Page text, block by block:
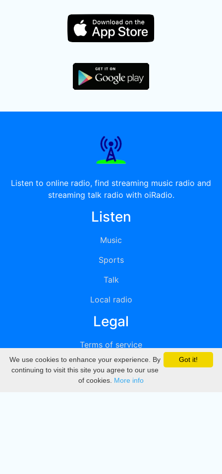
Listen to online radio, find streaming music radio and
streaming talk radio with oiRadio.
Listen
Music
Sports
Talk
Local radio
Legal
Terms of service
Privacy
DMCA
Got it!
We use cookies to enhance your experience. By
continuing to visit this site you agree to our use
of cookies. More info